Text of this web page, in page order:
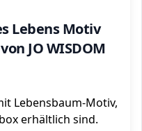
Lebens Motiv
JO WISDOM
Lebensbaum-Motiv,
erhältlich sind.